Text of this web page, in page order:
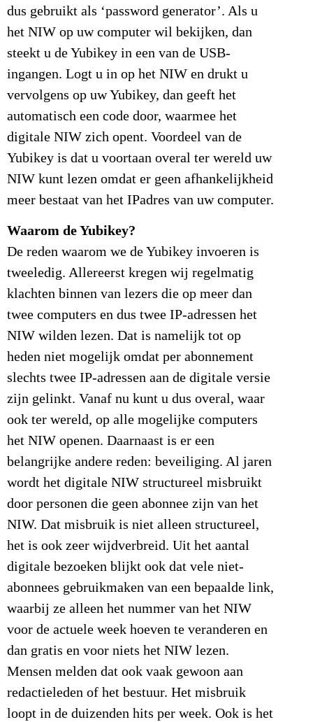
dus gebruikt als ‘password generator’. Als u
het NIW op uw computer wil bekijken, dan
steekt u de Yubikey in een van de USB-
ingangen. Logt u in op het NIW en drukt u
vervolgens op uw Yubikey, dan geeft het
automatisch een code door, waarmee het
digitale NIW zich opent. Voordeel van de
Yubikey is dat u voortaan overal ter wereld uw
NIW kunt lezen omdat er geen afhankelijkheid
meer bestaat van het IPadres van uw computer.
Waarom de Yubikey?
De reden waarom we de Yubikey invoeren is
tweeledig. Allereerst kregen wij regelmatig
klachten binnen van lezers die op meer dan
twee computers en dus twee IP-adressen het
NIW wilden lezen. Dat is namelijk tot op
heden niet mogelijk omdat per abonnement
slechts twee IP-adressen aan de digitale versie
zijn gelinkt. Vanaf nu kunt u dus overal, waar
ook ter wereld, op alle mogelijke computers
het NIW openen. Daarnaast is er een
belangrijke andere reden: beveiliging. Al jaren
wordt het digitale NIW structureel misbruikt
door personen die geen abonnee zijn van het
NIW. Dat misbruik is niet alleen structureel,
het is ook zeer wijdverbreid. Uit het aantal
digitale bezoeken blijkt ook dat vele niet-
abonnees gebruikmaken van een bepaalde link,
waarbij ze alleen het nummer van het NIW
voor de actuele week hoeven te veranderen en
dan gratis en voor niets het NIW lezen.
Mensen melden dat ook vaak gewoon aan
redactieleden of het bestuur. Het misbruik
loopt in de duizenden hits per week. Ook is het